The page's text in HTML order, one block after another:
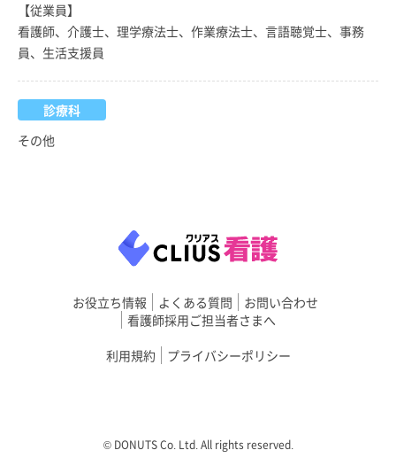
【従業員】
看護師、介護士、理学療法士、作業療法士、言語聴覚士、事務
員、生活支援員
診療科
その他
お役立ち情報 よくある質問
お問い合わせ
看護師採用ご担当者さまへ
利用規約
プライバシーポリシー
©︎ DONUTS Co. Ltd. All rights reserved.